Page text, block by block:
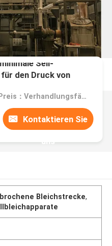
Seil-
den Druck von
Preis：Verhandlungsfähig
Kontaktieren Sie
uns
Bleichstrecke,